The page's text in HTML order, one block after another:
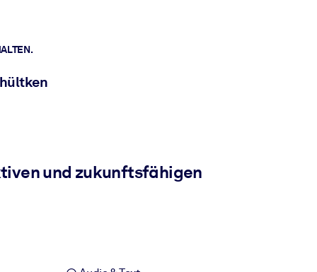
und zukunftsfähigen